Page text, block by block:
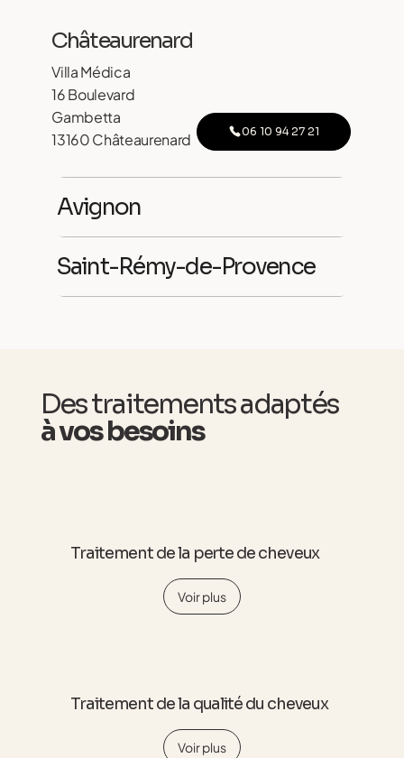
Châteaurenard
Villa Médica
16 Boulevard
Gambetta
13160 Châteaurenard
06 10 94 27 21
Avignon
Saint-Rémy-de-Provence
Des traitements adaptés
à vos besoins
Traitement de la perte de cheveux
Voir plus
Traitement de la qualité du cheveux
Voir plus